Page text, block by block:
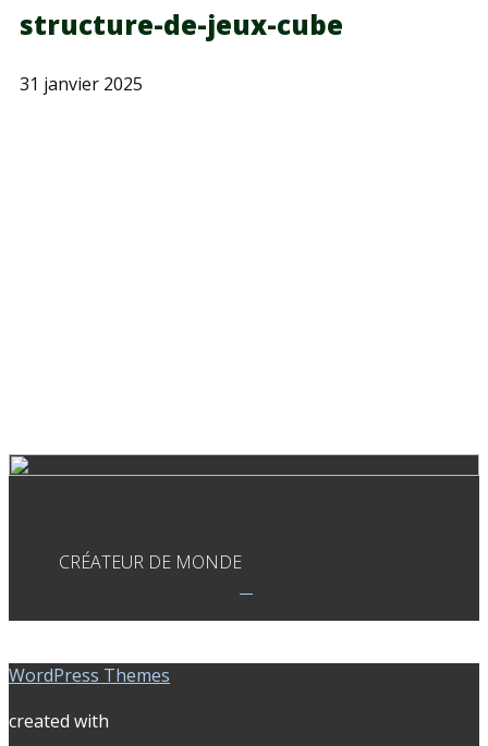
structure-de-jeux-cube
31 janvier 2025
CRÉATEUR DE MONDE
WordPress Themes
created with